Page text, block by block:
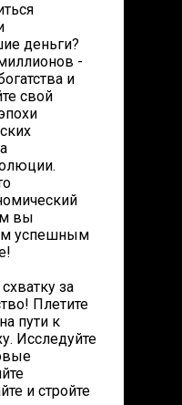
деньги?
-
и
свой
вы
успешным
за
Плетите
пути к
Исследуйте
и стройте